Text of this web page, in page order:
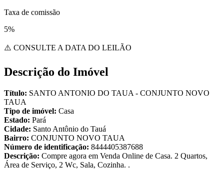
Taxa de comissão
5%
⚠️ CONSULTE A DATA DO LEILÃO
Descrição do Imóvel
Título: SANTO ANTONIO DO TAUA - CONJUNTO NOVO
TAUA
Tipo de imóvel: Casa
Estado: Pará
Cidade: Santo Antônio do Tauá
Bairro: CONJUNTO NOVO TAUA
Número de identificação: 8444405387688
Descrição: Compre agora em Venda Online de Casa. 2 Quartos,
Área de Serviço, 2 Wc, Sala, Cozinha. .